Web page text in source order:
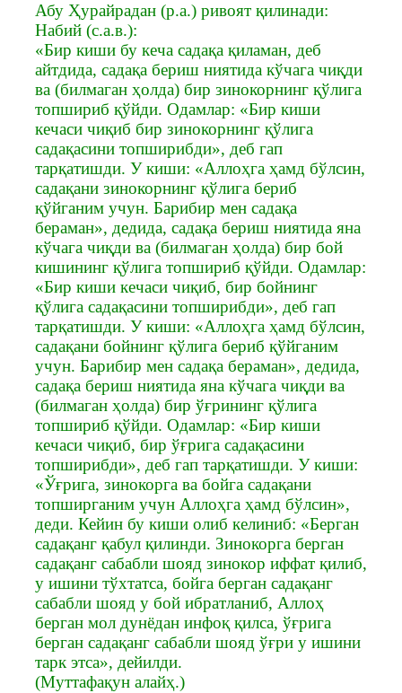
Абу Ҳурайрадан (р.а.) ривоят қилинади:
Набий (с.а.в.):
«Бир киши бу кеча садақа қиламан, деб
айтдида, садақа бериш ниятида кўчага чиқди
ва (билмаган ҳолда) бир зинокорнинг қўлига
топшириб қўйди. Одамлар: «Бир киши
кечаси чиқиб бир зинокорнинг қўлига
садақасини топширибди», деб гап
тарқатишди. У киши: «Аллоҳга ҳамд бўлсин,
садақани зинокорнинг қўлига бериб
қўйганим учун. Барибир мен садақа
бераман», дедида, садақа бериш ниятида яна
кўчага чиқди ва (билмаган ҳолда) бир бой
кишининг қўлига топшириб қўйди. Одамлар:
«Бир киши кечаси чиқиб, бир бойнинг
қўлига садақасини топширибди», деб гап
тарқатишди. У киши: «Аллоҳга ҳамд бўлсин,
садақани бойнинг қўлига бериб қўйганим
учун. Барибир мен садақа бераман», дедида,
садақа бериш ниятида яна кўчага чиқди ва
(билмаган ҳолда) бир ўғрининг қўлига
топшириб қўйди. Одамлар: «Бир киши
кечаси чиқиб, бир ўғрига садақасини
топширибди», деб гап тарқатишди. У киши:
«Ўғрига, зинокорга ва бойга садақани
топширганим учун Аллоҳга ҳамд бўлсин»,
деди. Кейин бу киши олиб келиниб: «Берган
садақанг қабул қилинди. Зинокорга берган
садақанг сабабли шояд зинокор иффат қилиб,
у ишини тўхтатса, бойга берган садақанг
сабабли шояд у бой ибратланиб, Аллоҳ
берган мол дунёдан инфоқ қилса, ўғрига
берган садақанг сабабли шояд ўғри у ишини
тарк этса», дейилди.
(Муттафақун алайҳ.)